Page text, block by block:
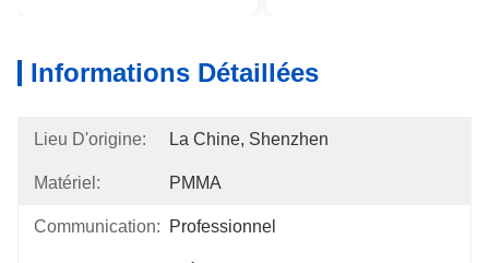
Informations Détaillées
Lieu D'origine: La Chine, Shenzhen
Matériel: PMMA
Communication: Professionnel